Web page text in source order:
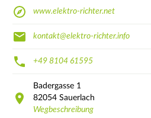
www.elektro-richter.net
kontakt@elektro-richter.info
+49 8104 61595
Badergasse 1
82054 Sauerlach
Wegbeschreibung